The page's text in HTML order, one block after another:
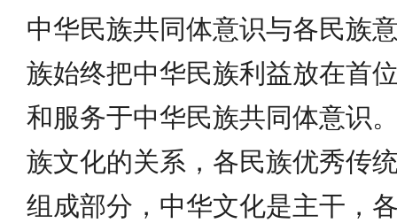
中华民族共同体意识与各民族
族始终把中华民族利益放在首
和服务于中华民族共同体意识
族文化的关系，各民族优秀传
组成部分，中华文化是主干，